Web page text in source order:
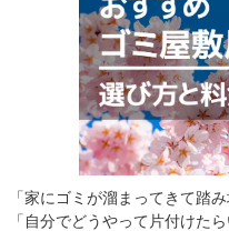
「家にゴミが溜まってきて踏み
「自分でどうやって片付けた